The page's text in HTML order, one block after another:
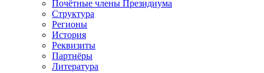
Почётные члены Президиума
Структура
Регионы
История
Реквизиты
Партнёры
Литература